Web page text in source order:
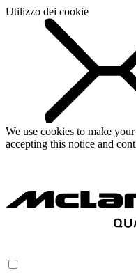
Utilizzo dei cookie
We use cookies to make
accepting this notice and